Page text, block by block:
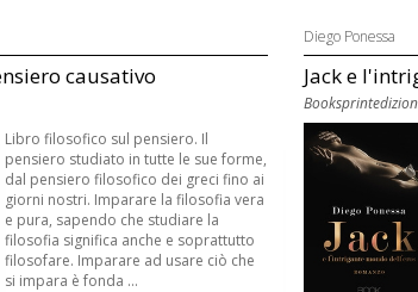
causativo
Libro filosofico sul pensiero. Il
pensiero studiato in tutte le sue forme,
dal pensiero filosofico dei greci fino ai
giorni nostri. Imparare la filosofia vera
e pura, sapendo che studiare la
filosofia significa anche e soprattutto
filosofare. Imparare ad usare ciò che
si impara è fonda ...
Diego Ponessa
Jack e